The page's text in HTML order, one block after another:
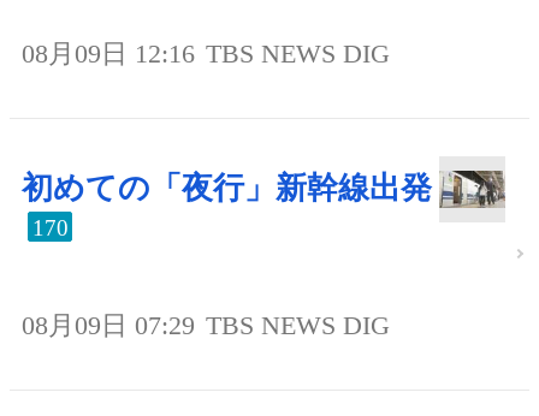
08月09日 12:16 TBS NEWS DIG
初めての「夜行」新幹線出発
170
08月09日 07:29 TBS NEWS DIG